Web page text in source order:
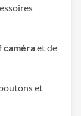
caméraet de
et